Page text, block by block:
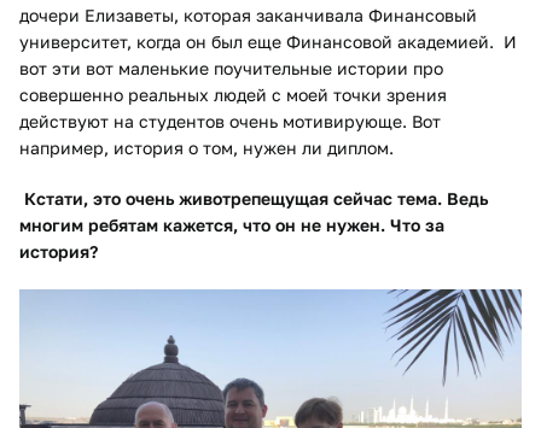
дочери Елизаветы, которая заканчивала Финансовый
университет, когда он был еще Финансовой академией. И
вот эти вот маленькие поучительные истории про
совершенно реальных людей с моей точки зрения
действуют на студентов очень мотивирующе. Вот
например, история о том, нужен ли диплом.
Кстати, это очень животрепещущая сейчас тема. Ведь
многим ребятам кажется, что он не нужен. Что за
история?